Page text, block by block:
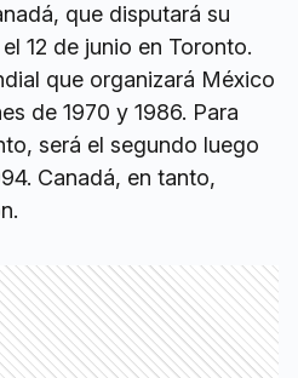
que disputará su
12 de junio en Toronto.
que organizará México
de 1970 y 1986. Para
será el segundo luego
Canadá, en tanto,